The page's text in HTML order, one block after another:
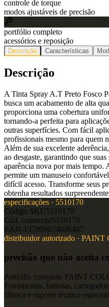
controle de torque
modos ajustáveis de precisão
portfólio completo
acessórios e reposição
Descrição Características
Descrição
A Tinta Spray A.T Preto Fosco
busca um acabamento de alta
proporciona uma cobertura
tornando-a perfeita para
outras superfícies. Com fácil
profissionais mesmo para quem
Além de sua excelente
ao desgaste, garantindo que
aparência nova por mais tempo.
permite um manuseio
difícil acesso. Transforme seus
obtenha resultados
especificações · 5510170
Código SKU5510170
Cód. comercial5510170
EAN-137899674036407
distribuidor autorizado · PAINT
precisão que não aceita
Portfólio completo PAINT
Ferramentas, baterias,
fábrica e suporte técnico